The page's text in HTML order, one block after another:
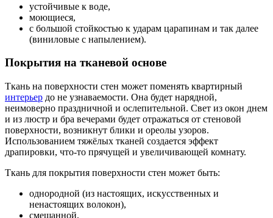
устойчивые к воде,
моющиеся,
с большой стойкостью к ударам царапинам и так далее
(виниловые с напылением).
Покрытия на тканевой основе
Ткань на поверхности стен может поменять квартирный
интерьер до не узнаваемости. Она будет нарядной,
неимоверно праздничной и ослепительной. Свет из окон днем
и из люстр и бра вечерами будет отражаться от стеновой
поверхности, возникнут блики и ореолы узоров.
Использованием тяжёлых тканей создается эффект
драпировки, что-то прячущей и увеличивающей комнату.
Ткань для покрытия поверхности стен может быть:
однородной (из настоящих, искусственных и
ненастоящих волокон),
смешанной,